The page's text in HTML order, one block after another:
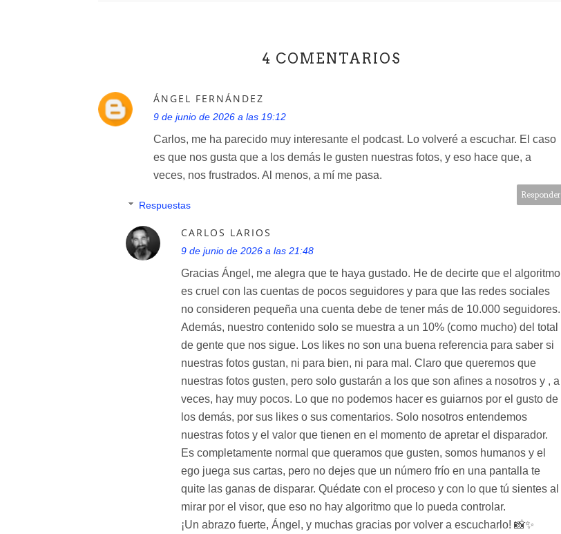
4 COMENTARIOS
ÁNGEL FERNÁNDEZ
9 de junio de 2026 a las 19:12
Carlos, me ha parecido muy interesante el podcast. Lo volveré a escuchar. El caso
es que nos gusta que a los demás le gusten nuestras fotos, y eso hace que, a
veces, nos frustrados. Al menos, a mí me pasa.
Responder
Respuestas
CARLOS LARIOS
9 de junio de 2026 a las 21:48
Gracias Ángel, me alegra que te haya gustado. He de decirte que el algoritmo
es cruel con las cuentas de pocos seguidores y para que las redes sociales
no consideren pequeña una cuenta debe de tener más de 10.000 seguidores.
Además, nuestro contenido solo se muestra a un 10% (como mucho) del total
de gente que nos sigue. Los likes no son una buena referencia para saber si
nuestras fotos gustan, ni para bien, ni para mal. Claro que queremos que
nuestras fotos gusten, pero solo gustarán a los que son afines a nosotros y , a
veces, hay muy pocos. Lo que no podemos hacer es guiarnos por el gusto de
los demás, por sus likes o sus comentarios. Solo nosotros entendemos
nuestras fotos y el valor que tienen en el momento de apretar el disparador.
Es completamente normal que queramos que gusten, somos humanos y el
ego juega sus cartas, pero no dejes que un número frío en una pantalla te
quite las ganas de disparar. Quédate con el proceso y con lo que tú sientes al
mirar por el visor, que eso no hay algoritmo que lo pueda controlar.
¡Un abrazo fuerte, Ángel, y muchas gracias por volver a escucharlo! 📸✨